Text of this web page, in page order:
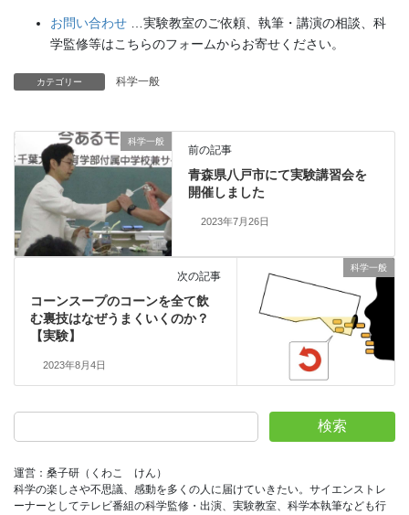
お問い合わせ …実験教室のご依頼、執筆・講演の相談、科
学監修等はこちらのフォームからお寄せください。
カテゴリー 科学一般
科学一般
前の記事
青森県八戸市にて実験講習会を
開催しました
2023年7月26日
科学一般
次の記事
コーンスープのコーンを全て飲
む裏技はなぜうまくいくのか？
【実験】
2023年8月4日
検索
運営：桑子研（くわこ　けん）
科学の楽しさや不思議、感動を多くの人に届けていきたい。サイエンストレ
ーナーとしてテレビ番組の科学監修・出演、実験教室、科学本執筆なども行